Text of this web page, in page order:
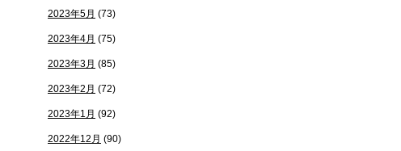
2023年5月 (73)
2023年4月 (75)
2023年3月 (85)
2023年2月 (72)
2023年1月 (92)
2022年12月 (90)